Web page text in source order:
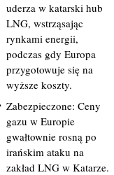
uderza w katarski hub
LNG, wstrząsając
rynkami energii,
podczas gdy Europa
przygotowuje się na
wyższe koszty.
Zabezpieczone: Ceny
gazu w Europie
gwałtownie rosną po
irańskim ataku na
zakład LNG w Katarze.